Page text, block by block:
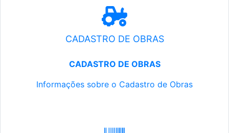
CADASTRO DE OBRAS
CADASTRO DE OBRAS
Informações sobre o Cadastro de Obras